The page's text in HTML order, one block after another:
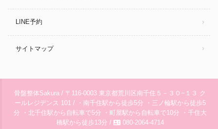
LINE予約
サイトマップ
骨盤整体Sakura / 〒116-0003 東京都荒川区南千住５－３０−１３ ク
ールレジデンス 101 / ・南千住駅から徒歩5分 ・三ノ輪駅から徒歩5
分 ・北千住駅から自転車で5分 ・町屋駅から自転車で10分 ・千住大
橋駅から徒歩13分 / contact_phone080-2064-4714